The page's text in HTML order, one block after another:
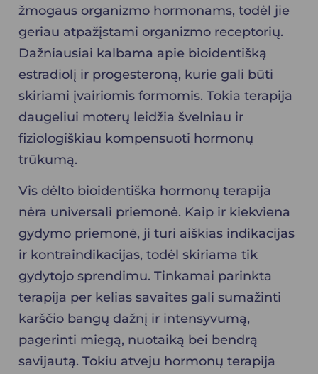
žmogaus organizmo hormonams, todėl jie
geriau atpažįstami organizmo receptorių.
Dažniausiai kalbama apie bioidentišką
estradiolį ir progesteroną, kurie gali būti
skiriami įvairiomis formomis. Tokia terapija
daugeliui moterų leidžia švelniau ir
fiziologiškiau kompensuoti hormonų
trūkumą.
Vis dėlto bioidentiška hormonų terapija
nėra universali priemonė. Kaip ir kiekviena
gydymo priemonė, ji turi aiškias indikacijas
ir kontraindikacijas, todėl skiriama tik
gydytojo sprendimu. Tinkamai parinkta
terapija per kelias savaites gali sumažinti
karščio bangų dažnį ir intensyvumą,
pagerinti miegą, nuotaiką bei bendrą
savijautą. Tokiu atveju hormonų terapija